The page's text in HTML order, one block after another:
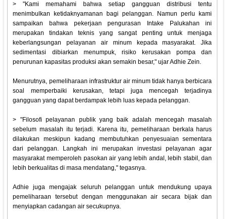
> "Kami memahami bahwa setiap gangguan distribusi tentu
menimbulkan ketidaknyamanan bagi pelanggan. Namun perlu kami
sampaikan bahwa pekerjaan pengurasan Intake Palukahan ini
merupakan tindakan teknis yang sangat penting untuk menjaga
keberlangsungan pelayanan air minum kepada masyarakat. Jika
sedimentasi dibiarkan menumpuk, risiko kerusakan pompa dan
penurunan kapasitas produksi akan semakin besar," ujar Adhie Zein.
Menurutnya, pemeliharaan infrastruktur air minum tidak hanya berbicara
soal memperbaiki kerusakan, tetapi juga mencegah terjadinya
gangguan yang dapat berdampak lebih luas kepada pelanggan.
> "Filosofi pelayanan publik yang baik adalah mencegah masalah
sebelum masalah itu terjadi. Karena itu, pemeliharaan berkala harus
dilakukan meskipun kadang membutuhkan penyesuaian sementara
dari pelanggan. Langkah ini merupakan investasi pelayanan agar
masyarakat memperoleh pasokan air yang lebih andal, lebih stabil, dan
lebih berkualitas di masa mendatang," tegasnya.
Adhie juga mengajak seluruh pelanggan untuk mendukung upaya
pemeliharaan tersebut dengan menggunakan air secara bijak dan
menyiapkan cadangan air secukupnya.